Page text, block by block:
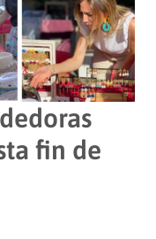
fin de